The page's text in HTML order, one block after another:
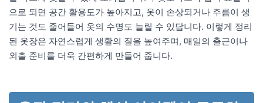
으로 되면 공간 활용도가 높아지고, 옷이 손상되거나 주름이 생
기는 것도 줄어들어 옷의 수명도 늘릴 수 있답니다. 이렇게 정리
된 옷장은 자연스럽게 생활의 질을 높여주며, 매일의 출근이나
외출 준비를 더욱 간편하게 만들어 줍니다.